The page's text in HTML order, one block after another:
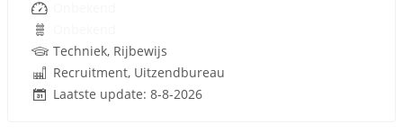
Techniek, Rijbewijs
Recruitment, Uitzendbureau
Laatste update: 8-8-2026